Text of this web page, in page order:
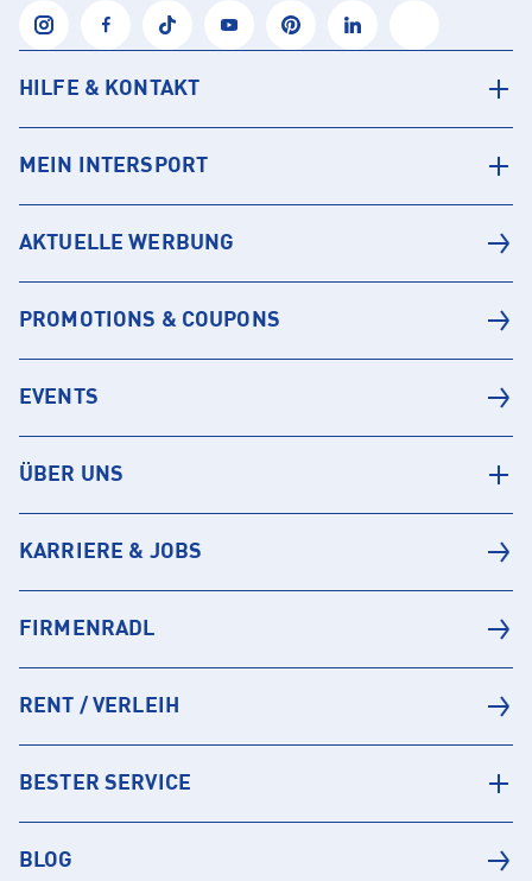
HILFE & KONTAKT
MEIN INTERSPORT
AKTUELLE WERBUNG
PROMOTIONS & COUPONS
EVENTS
ÜBER UNS
KARRIERE & JOBS
FIRMENRADL
RENT / VERLEIH
BESTER SERVICE
BLOG